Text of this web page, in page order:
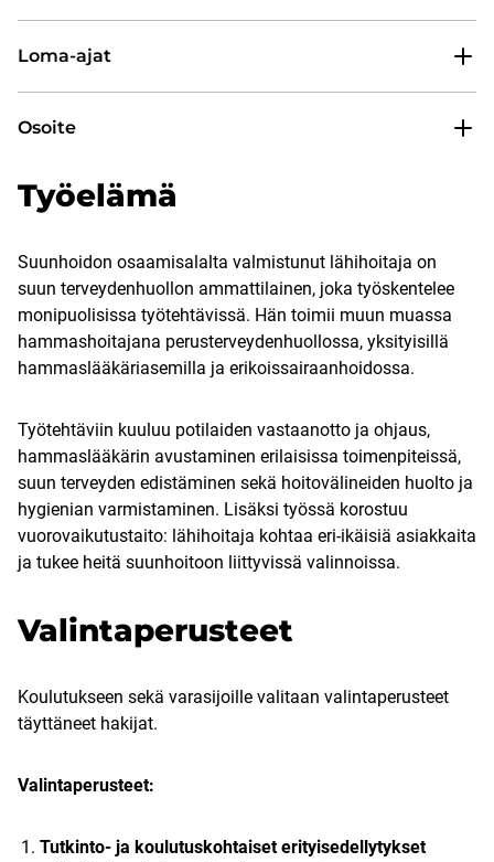
Loma-ajat
Osoite
Työelämä
Suunhoidon osaamisalalta valmistunut lähihoitaja on
suun terveydenhuollon ammattilainen, joka työskentelee
monipuolisissa työtehtävissä. Hän toimii muun muassa
hammashoitajana perusterveydenhuollossa, yksityisillä
hammaslääkäriasemilla ja erikoissairaanhoidossa.
Työtehtäviin kuuluu potilaiden vastaanotto ja ohjaus,
hammaslääkärin avustaminen erilaisissa toimenpiteissä,
suun terveyden edistäminen sekä hoitovälineiden huolto ja
hygienian varmistaminen. Lisäksi työssä korostuu
vuorovaikutustaito: lähihoitaja kohtaa eri-ikäisiä asiakkaita
ja tukee heitä suunhoitoon liittyvissä valinnoissa.
Valintaperusteet
Koulutukseen sekä varasijoille valitaan valintaperusteet
täyttäneet hakijat.
Valintaperusteet:
Tutkinto- ja koulutuskohtaiset erityisedellytykset​